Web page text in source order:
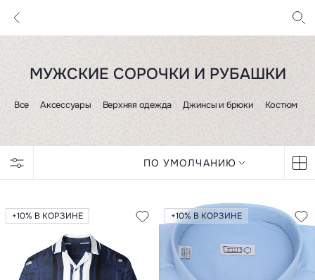
МУЖСКИЕ СОРОЧКИ И РУБАШКИ
Все Аксессуары Верхняя одежда Джинсы и брюки Костюмы и
ПО УМОЛЧАНИЮ
+10% В КОРЗИНЕ +10% В КОРЗИНЕ